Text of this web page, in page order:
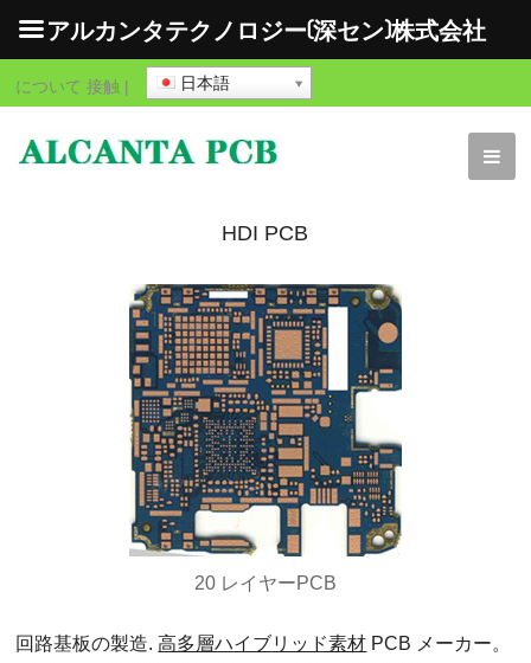
について 接触 | 日本語
HDI PCB
20 レイヤーPCB
回路基板の製造.高多層ハイブリッド素材 PCB メーカー。
アルカンタテクノロジー(深セン)株式会社